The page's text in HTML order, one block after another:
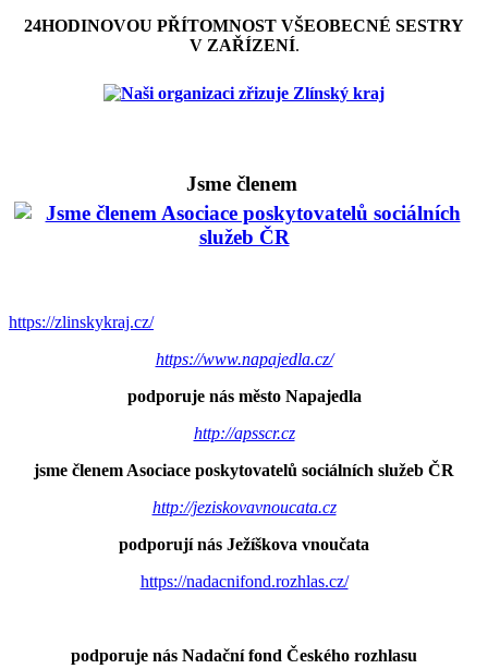
24HODINOVOU PŘÍTOMNOST VŠEOBECNÉ SESTRY
V ZAŘÍZENÍ.
Jsme členem
https://zlinskykraj.cz/
https://www.napajedla.cz/
podporuje nás město Napajedla
http://apsscr.cz
jsme členem Asociace poskytovatelů sociálních služeb ČR
http://jeziskovavnoucata.cz
podporují nás Ježíškova vnoučata
https://nadacnifond.rozhlas.cz/
podporuje nás Nadační fond Českého rozhlasu